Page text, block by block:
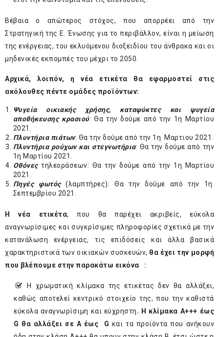
Βέβαια ο απώτερος στόχος, που απορρέει από την
Στρατηγική της Ε. Ένωσης για το περιβάλλον, είναι η μείωση
της ενέργειας, του εκλυόμενου διοξειδίου του άνθρακα και οι
μηδενικές εκπομπές του μέχρι το 2050.
Αρχικά, λοιπόν, η νέα ετικέτα θα εφαρμοστεί στις
ακόλουθες πέντε ομάδες προϊόντων:
Ψυγεία οικιακής χρήσης, καταψύκτες και ψυγεία
αποθήκευσης κρασιού: Θα την δούμε από την 1η
Μαρτίου
2021.
Πλυντήρια πιάτων: Θα την δούμε από την 1 η Μαρτιου 2021.
Πλυντήρια ρούχων και στεγνωτήρια: Θα την δούμε από την
1η Μαρτίου 2021.
Οθόνεςτηλεοράσεων: Θα την δούμε από την 1 η Μαρτίου
2021.
Πηγές φωτός(λαμπτήρες): Θα την δούμε από την 1η
Σεπτεμβρίου 2021.
Η νέα ετικέτα, που θα παρέχει ακριβείς, εύκολα
αναγνωρίσιμες και συγκρίσιμες πληροφορίες σχετικά με την
κατανάλωση ενέργειας, τις επιδόσεις και άλλα βασικά
χαρακτηριστικά των οικιακών συσκευών, θα έχει την μορφή
που βλέπουμε στην παρακάτω εικόνα :
Η χρωματική κλίμακα της ετικέτας δεν θα αλλάξει,
καθώς αποτελεί κεντρικό στοιχείο της, που την καθιστά
εύκολα αναγνωρίσιμη και εύχρηστη. Η κλίμακα Α+++ έως
G θα αλλάξει σε A έως G και τα προϊόντα που ανήκουν